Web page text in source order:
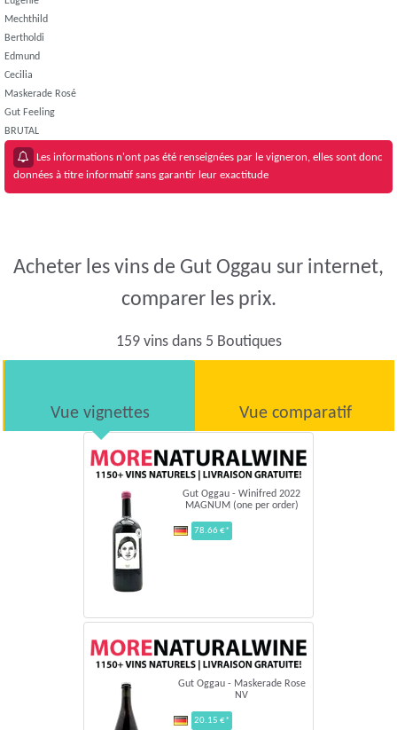
Mechthild
Bertholdi
Edmund
Cecilia
Maskerade Rosé
Gut Feeling
BRUTAL
Les informations n'ont pas été renseignées par le vigneron, elles sont donc
données à titre informatif sans garantir leur exactitude
Acheter les vins de Gut Oggau sur internet,
comparer les prix.
159 vins dans 5 Boutiques
Vue vignettes Vue comparatif
Gut Oggau - Winifred 2022
MAGNUM (one per order)
78.66 €*
Gut Oggau - Maskerade Rose
NV
20.15 €*